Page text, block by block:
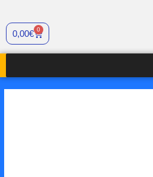
0,00€ 0
Panier